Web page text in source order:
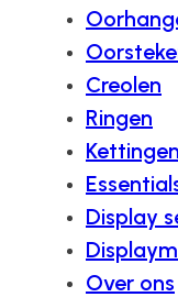
Creolen
Ringen
Kettingen
Display
Over ons